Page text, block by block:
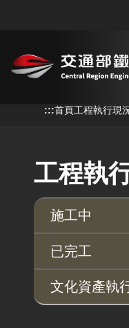
:::首頁工程執行現
工程執
施工中
已完工
文化資產執